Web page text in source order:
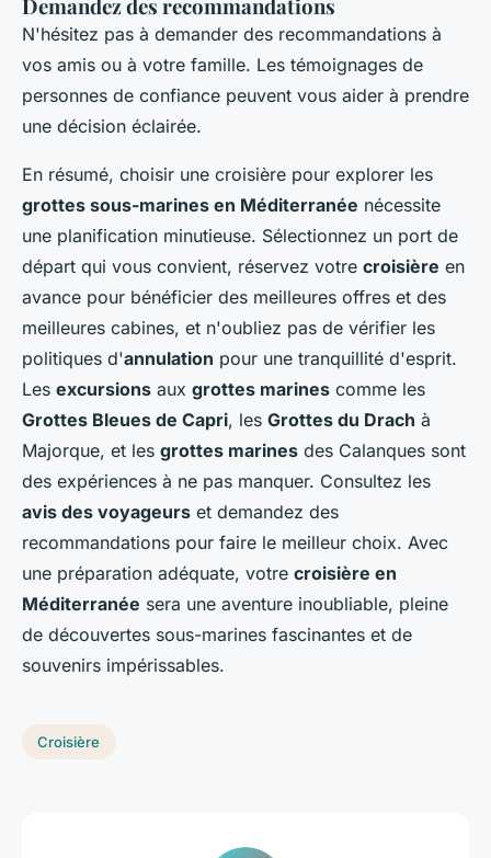
Demandez des recommandations
N'hésitez pas à demander des recommandations à
vos amis ou à votre famille. Les témoignages de
personnes de confiance peuvent vous aider à prendre
une décision éclairée.
En résumé, choisir une croisière pour explorer les
grottes sous-marines en Méditerranée nécessite
une planification minutieuse. Sélectionnez un port de
départ qui vous convient, réservez votre croisière en
avance pour bénéficier des meilleures offres et des
meilleures cabines, et n'oubliez pas de vérifier les
politiques d'annulation pour une tranquillité d'esprit.
Les excursions aux grottes marines comme les
Grottes Bleues de Capri, les Grottes du Drach à
Majorque, et les grottes marines des Calanques sont
des expériences à ne pas manquer. Consultez les
avis des voyageurs et demandez des
recommandations pour faire le meilleur choix. Avec
une préparation adéquate, votre croisière en
Méditerranée sera une aventure inoubliable, pleine
de découvertes sous-marines fascinantes et de
souvenirs impérissables.
Croisière